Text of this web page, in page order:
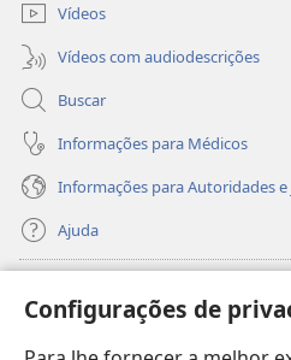
Configurações de
Vídeos
Vídeos com audiodescrições
Buscar
Informações para Médicos
Informações para Autoridades e
Ajuda
(abre
nova
janela)